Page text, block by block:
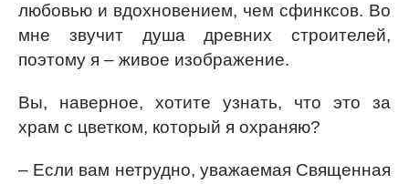
любовью и вдохновением, чем сфинксов. Во
мне звучит душа древних строителей,
поэтому я – живое изображение.
Вы, наверное, хотите узнать, что это за
храм с цветком, который я охраняю?
– Если вам нетрудно, уважаемая Священная